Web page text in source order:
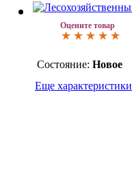
Оцените товар
Состояние: Новое
Еще характеристики